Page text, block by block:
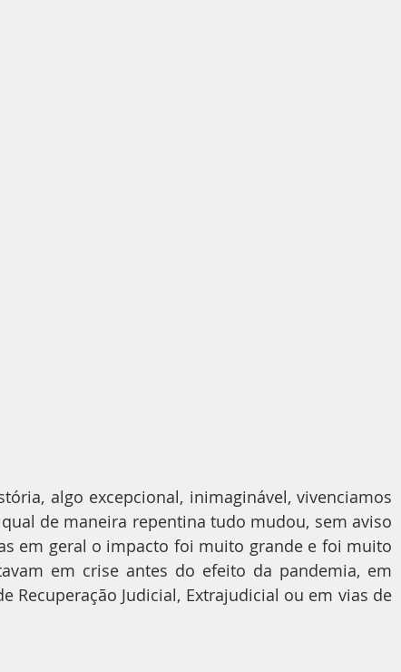
de maneira repentina tudo mudou, sem aviso
em geral o impacto foi muito grande e foi muito
em crise antes do efeito da pandemia, em
Recuperação Judicial, Extrajudicial ou em vias de